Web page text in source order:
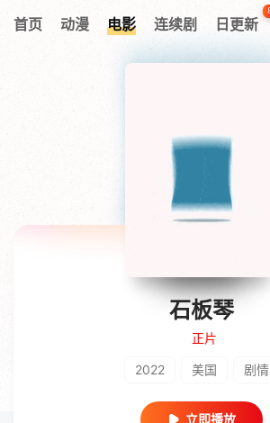
首页 动漫 电影 连续剧 日更新
石板琴
正片
2022 美国 剧情
立即播放